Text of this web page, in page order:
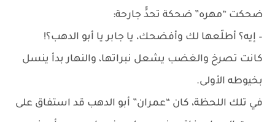
ضحكت “مهره” ضحكة تحدٍّ جارحة:
– إيه؟ أطلّعها لك وأفضحك، يا جابر يا أبو الدهب؟!
كانت تصرخ والغضب يشعل نبراتها، والنهار بدأ ينسل
بخيوطه الأولى.
في تلك اللحظة، كان “عمران” أبو الدهب قد استفاق على